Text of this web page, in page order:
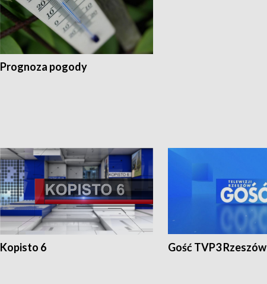
Prognoza pogody
Kopisto 6 Gość TVP3 Rzeszów